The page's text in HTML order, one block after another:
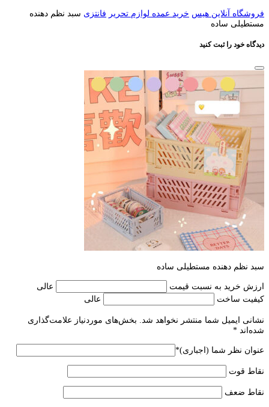
فروشگاه آنلاین هیس خرید عمده لوازم تحریر فانتزی سبد نظم دهنده
مستطیلی ساده
دیدگاه خود را ثبت کنید
سبد نظم دهنده مستطیلی ساده
ارزش خرید به نسبت قیمت
عالی
کیفیت ساخت
عالی
نشانی ایمیل شما منتشر نخواهد شد.
بخش‌های موردنیاز علامت‌گذاری
شده‌اند *
عنوان نظر شما (اجباری)*
نقاط قوت
نقاط ضعف